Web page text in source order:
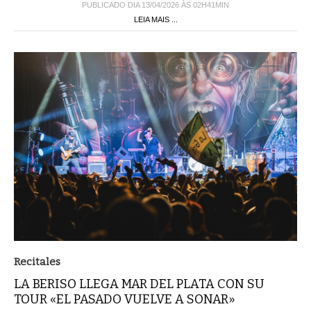
PUBLICADO DIA 13/04/2026 ÀS 02H41MIN
LEIA MAIS ...
Recitales
LA BERISO LLEGA MAR DEL PLATA CON SU
TOUR «EL PASADO VUELVE A SONAR»